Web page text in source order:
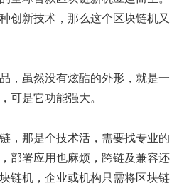
创新技术，那么这个区块链机又
，虽然没有炫酷的外形，就是一
可是它功能强大。
，那是个技术活，需要找专业的
部署应用也麻烦，跨链及兼容还
链机，企业或机构只需将区块链